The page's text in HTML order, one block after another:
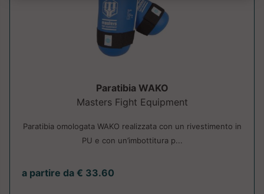
Paratibia WAKO
Masters Fight Equipment
Paratibia omologata WAKO realizzata con un rivestimento in
PU e con un’imbottitura p...
a partire da € 33.60